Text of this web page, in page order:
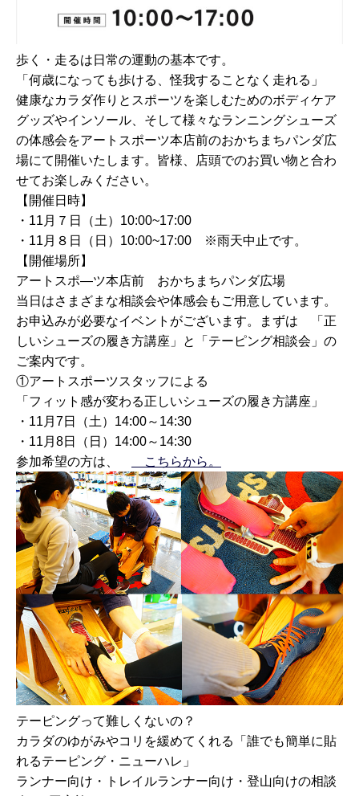
歩く・走るは日常の運動の基本です。
「何歳になっても歩ける、怪我することなく走れる」
健康なカラダ作りとスポーツを楽しむためのボディケア
グッズやインソール、そして様々なランニングシューズ
の体感会をアートスポーツ本店前のおかちまちパンダ広
場にて開催いたします。皆様、店頭でのお買い物と合わ
せてお楽しみください。
【開催日時】
・11月７日（土）10:00~17:00
・11月８日（日）10:00~17:00 ※雨天中止です。
【開催場所】
アートスポ―ツ本店前 おかちまちパンダ広場
当日はさまざまな相談会や体感会もご用意しています。
お申込みが必要なイベントがございます。まずは 「正
しいシューズの履き方講座」と「テーピング相談会」の
ご案内です。
①アートスポーツスタッフによる
「フィット感が変わる正しいシューズの履き方講座」
・11月7日（土）14:00～14:30
・11月8日（日）14:00～14:30
参加希望の方は、
こちらから。
テーピングって難しくないの？
カラダのゆがみやコリを緩めてくれる「誰でも簡単に貼
れるテーピング・ニューハレ」
ランナー向け・トレイルランナー向け・登山向けの相談